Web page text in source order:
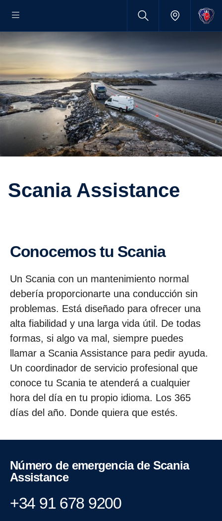
Scania Assis­tance
Conocemos tu Scania
Un Scania con un mantenimiento normal
debería proporcionarte una conducción sin
problemas. Está diseñado para ofrecer una
alta fiabilidad y una larga vida útil. De todas
formas, si algo va mal, siempre puedes
llamar a Scania Assistance para pedir ayuda.
Un coordinador de servicio profesional que
conoce tu Scania te atenderá a cualquier
hora del día en tu propio idioma. Los 365
días del año. Donde quiera que estés.
Número de emergencia de Scania
Assis­tance
+34 91 678 9200